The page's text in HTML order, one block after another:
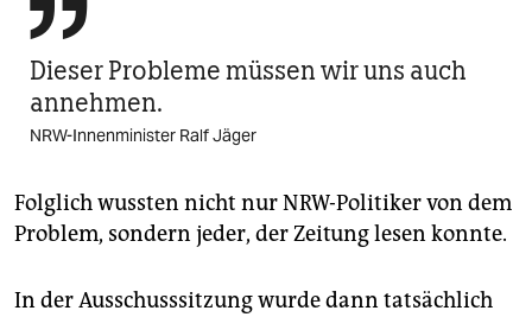

Dieser Probleme müssen wir uns auch
annehmen.
NRW-Innenminister Ralf Jäger
Folglich wussten nicht nur NRW-Politiker von dem
Problem, sondern jeder, der Zeitung lesen konnte.
In der Ausschusssitzung wurde dann tatsächlich